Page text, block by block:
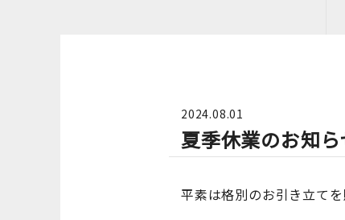
2024.08.01
夏季休業のお知ら
平素は格別のお引き立てを